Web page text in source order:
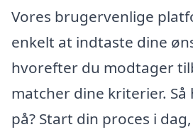
Vores brugervenlige
enkelt at indtaste dine
hvorefter du modtager
matcher dine kriterier.
på? Start din proces i